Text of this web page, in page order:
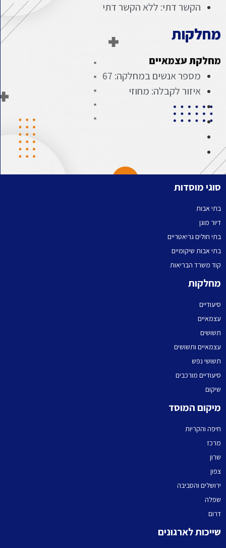
הקשר דתי: ללא הקשר דתי
מחלקות
מחלקת עצמאיים
מספר אנשים במחלקה: 67
איזור לקבלה: מחוזי
סוגי מוסדות
בתי אבות
דיור מוגן
בתי חולים גריאטריים
בתי אבות שיקומיים
קוד משרד הבריאות
מחלקות
סיעודיים
עצמאיים
תשושים
עצמאיים ותשושים
תשושי נפש
סיעודיים מורכבים
שיקום
מיקום המוסד
חיפה והקריות
מרכז
שרון
צפון
ירושלים והסביבה
שפלה
דרום
שייכות לארגונים